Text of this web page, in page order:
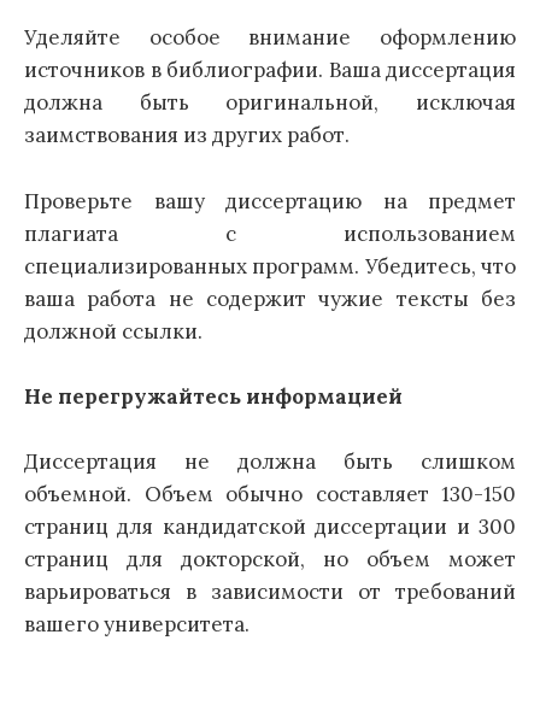
Уделяйте особое внимание оформлению
источников в библиографии. Ваша диссертация
должна быть оригинальной, исключая
заимствования из других работ.
Проверьте вашу диссертацию на предмет
плагиата с использованием
специализированных программ. Убедитесь, что
ваша работа не содержит чужие тексты без
должной ссылки.
Не перегружайтесь информацией
Диссертация не должна быть слишком
объемной. Объем обычно составляет 130-150
страниц для кандидатской диссертации и 300
страниц для докторской, но объем может
варьироваться в зависимости от требований
вашего университета.